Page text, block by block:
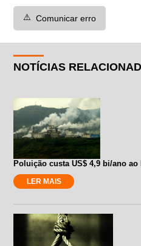
⚠️ Comunicar erro
NOTÍCIAS
Poluição custa US$ 4,9 bi/ano ao
LER MAIS